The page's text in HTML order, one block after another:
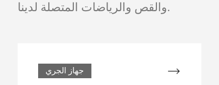
والقص والرياضات المتصلة لدينا.
جهاز الجري